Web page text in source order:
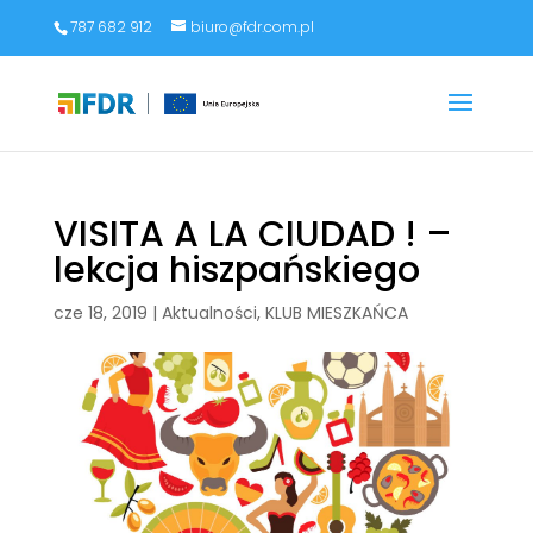
787 682 912 biuro@fdr.com.pl
VISITA A LA CIUDAD ! –
lekcja hiszpańskiego
cze 18, 2019 | Aktualności, KLUB MIESZKAŃCA